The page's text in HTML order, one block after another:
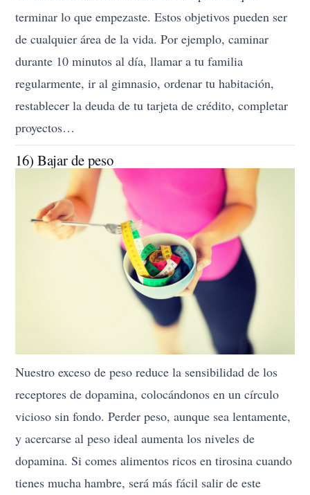
terminar lo que empezaste. Estos objetivos pueden ser
de cualquier área de la vida. Por ejemplo, caminar
durante 10 minutos al día, llamar a tu familia
regularmente, ir al gimnasio, ordenar tu habitación,
restablecer la deuda de tu tarjeta de crédito, completar
proyectos…
16) Bajar de peso
Nuestro exceso de peso reduce la sensibilidad de los
receptores de dopamina, colocándonos en un círculo
vicioso sin fondo. Perder peso, aunque sea lentamente,
y acercarse al peso ideal aumenta los niveles de
dopamina. Si comes alimentos ricos en tirosina cuando
tienes mucha hambre, será más fácil salir de este